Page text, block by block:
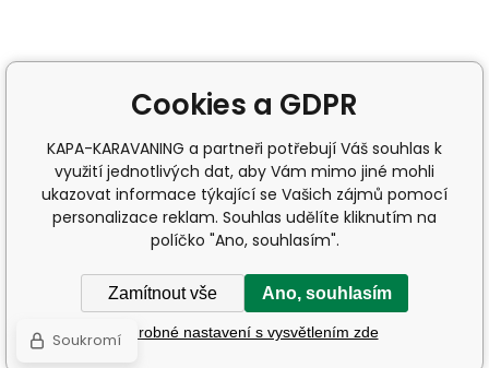
Cookies a GDPR
KAPA-KARAVANING a partneři potřebují Váš souhlas k
využití jednotlivých dat, aby Vám mimo jiné mohli
ukazovat informace týkající se Vašich zájmů pomocí
personalizace reklam. Souhlas udělíte kliknutím na
políčko "Ano, souhlasím".
Zamítnout vše Ano, souhlasím
Podrobné nastavení s vysvětlením zde
Soukromí